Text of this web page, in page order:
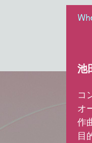
池
コ
オ
作
目